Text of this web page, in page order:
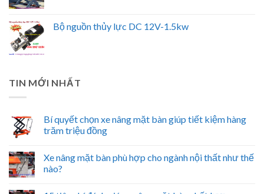
Bộ nguồn thủy lực DC 12V-1.5kw
TIN MỚI NHẤT
Bí quyết chọn xe nâng mặt bàn giúp tiết kiệm hàng
trăm triệu đồng
Xe nâng mặt bàn phù hợp cho ngành nội thất như thế
nào?